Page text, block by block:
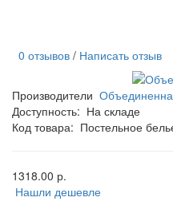
0 отзывов / Написать отзыв
Производители
Доступность: На складе
Код товара: Постельное
1318.00 р.
Нашли дешевле